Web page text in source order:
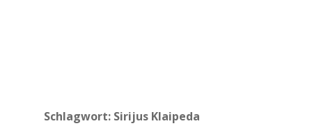
Schlagwort: Sirijus Klaipeda